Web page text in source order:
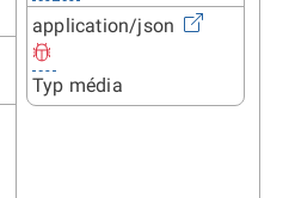
application/json
Typ média